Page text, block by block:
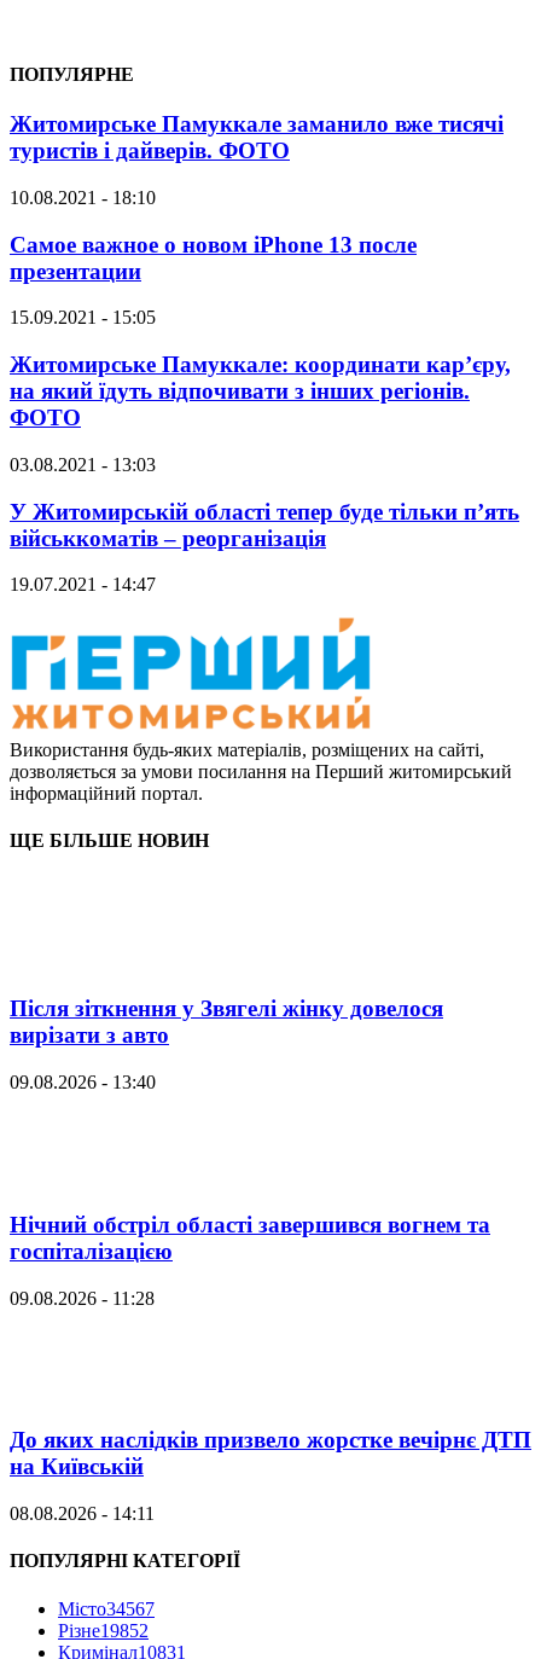
ПОПУЛЯРНЕ
Житомирське Памуккале заманило вже тисячі
туристів і дайверів. ФОТО
10.08.2021 - 18:10
Самое важное о новом iPhone 13 после
презентации
15.09.2021 - 15:05
Житомирське Памуккале: координати кар’єру,
на який їдуть відпочивати з інших регіонів.
ФОТО
03.08.2021 - 13:03
У Житомирській області тепер буде тільки п’ять
військкоматів – реорганізація
19.07.2021 - 14:47
Використання будь-яких матеріалів, розміщених на сайті,
дозволяється за умови посилання на Перший житомирський
інформаційний портал.
ЩЕ БІЛЬШЕ НОВИН
Після зіткнення у Звягелі жінку довелося
вирізати з авто
09.08.2026 - 13:40
Нічний обстріл області завершився вогнем та
госпіталізацією
09.08.2026 - 11:28
До яких наслідків призвело жорстке вечірнє ДТП
на Київській
08.08.2026 - 14:11
ПОПУЛЯРНІ КАТЕГОРІЇ
Місто34567
Різне19852
Кримінал10831